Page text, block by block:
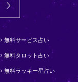
無料サービス占い
無料タロット占い
無料ラッキー星占い